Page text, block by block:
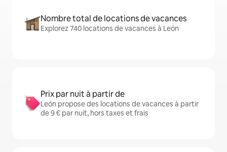
Nombre total de locations de vacances
Explorez 740 locations de vacances à León
Prix par nuit à partir de
León propose des locations de vacances à partir
de 9 € par nuit, hors taxes et frais